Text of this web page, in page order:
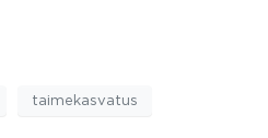
taimekasvatus